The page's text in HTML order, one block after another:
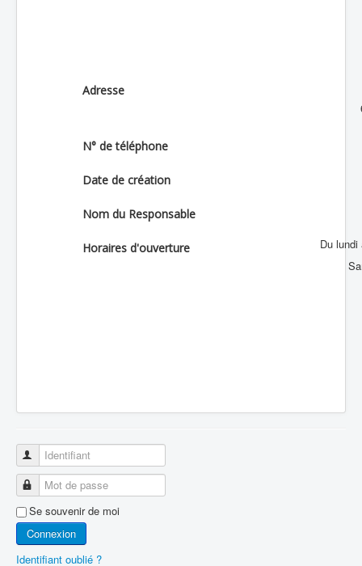
Adresse
N° de téléphone
Date de création
Nom du Responsable
Horaires d'ouverture
Du lundi
Identifiant
Mot de passe
Se souvenir de moi
Connexion
Identifiant oublié ?